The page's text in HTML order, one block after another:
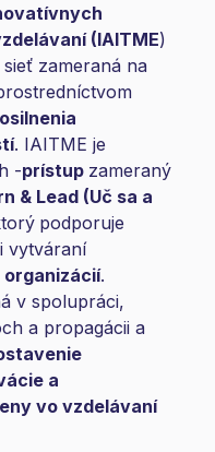
(IAITME)
zameraná na
. IAITME je
-prístup zameraný
& Lead (Uč sa a
podporuje
vytváraní
.
v spolupráci,
a propagácii a
a
vo vzdelávaní